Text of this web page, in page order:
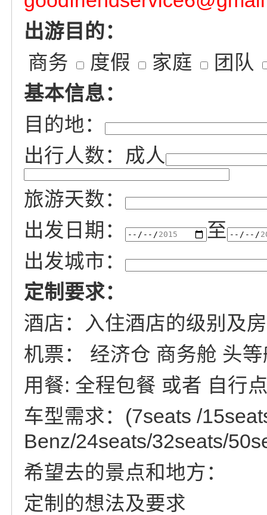
出游目的：
商务
度假 家庭
团队
基本信息：
目的地：
出行人数：成人
旅游天数：
出发日期：
至
出发城市：
定制要求：
酒店：入住酒店的级别及
机票： 经济仓 商务舱 头
用餐: 全程包餐 或者 自行
车型需求：(7seats /
Benz/24seats/32seats/
希望去的景点和地方：
定制的想法及要求